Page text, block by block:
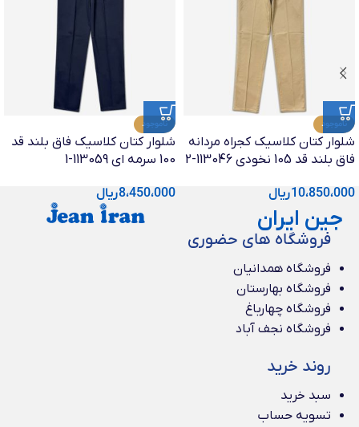
ناموجود
شلوار کتان کلاسیک کجراه مردانه
فاق بلند قد 105 نخودی 113046-2
10،850،000ریال
ناموجود
شلوار کتان کلاسیک فاق بلند قد
100 سرمه ای 113059-1
8،450،000ریال
جین ایران
فروشگاه های حضوری
فروشگاه همدانیان
فروشگاه بهارستان
فروشگاه چهارباغ
فروشگاه نجف آباد
روند خرید
سبد خرید
تسویه حساب